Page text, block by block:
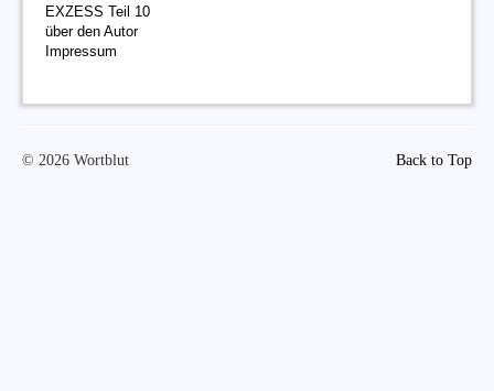
EXZESS Teil 10
über den Autor
Impressum
Back to Top
© 2026 Wortblut